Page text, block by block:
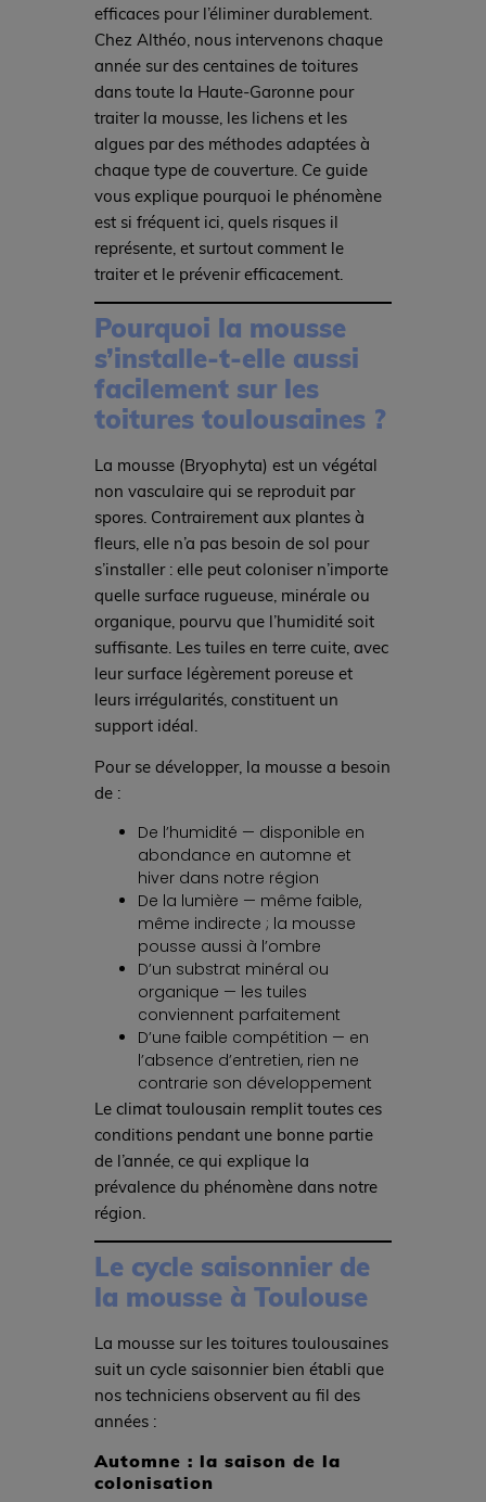
efficaces pour l’éliminer durablement.
Chez Althéo, nous intervenons chaque
année sur des centaines de toitures
dans toute la Haute-Garonne pour
traiter la mousse, les lichens et les
algues par des méthodes adaptées à
chaque type de couverture. Ce guide
vous explique pourquoi le phénomène
est si fréquent ici, quels risques il
représente, et surtout comment le
traiter et le prévenir efficacement.
Pourquoi la mousse
s’installe-t-elle aussi
facilement sur les
toitures toulousaines ?
La mousse (Bryophyta) est un végétal
non vasculaire qui se reproduit par
spores. Contrairement aux plantes à
fleurs, elle n’a pas besoin de sol pour
s’installer : elle peut coloniser n’importe
quelle surface rugueuse, minérale ou
organique, pourvu que l’humidité soit
suffisante. Les tuiles en terre cuite, avec
leur surface légèrement poreuse et
leurs irrégularités, constituent un
support idéal.
Pour se développer, la mousse a besoin
de :
De l’humidité — disponible en
abondance en automne et
hiver dans notre région
De la lumière — même faible,
même indirecte ; la mousse
pousse aussi à l’ombre
D’un substrat minéral ou
organique — les tuiles
conviennent parfaitement
D’une faible compétition — en
l’absence d’entretien, rien ne
contrarie son développement
Le climat toulousain remplit toutes ces
conditions pendant une bonne partie
de l’année, ce qui explique la
prévalence du phénomène dans notre
région.
Le cycle saisonnier de
la mousse à Toulouse
La mousse sur les toitures toulousaines
suit un cycle saisonnier bien établi que
nos techniciens observent au fil des
années :
Automne : la saison de la
colonisation